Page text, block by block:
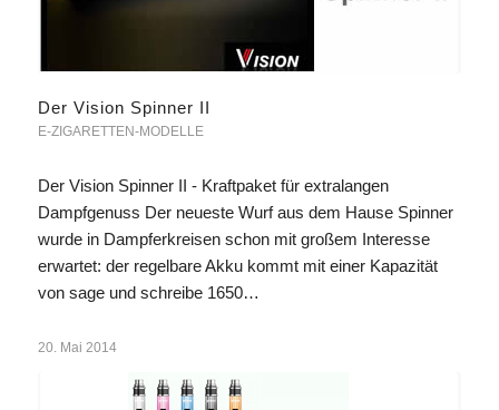
Der Vision Spinner II
E-ZIGARETTEN-MODELLE
Der Vision Spinner II - Kraftpaket für extralangen
Dampfgenuss Der neueste Wurf aus dem Hause Spinner
wurde in Dampferkreisen schon mit großem Interesse
erwartet: der regelbare Akku kommt mit einer Kapazität
von sage und schreibe 1650…
20. Mai 2014